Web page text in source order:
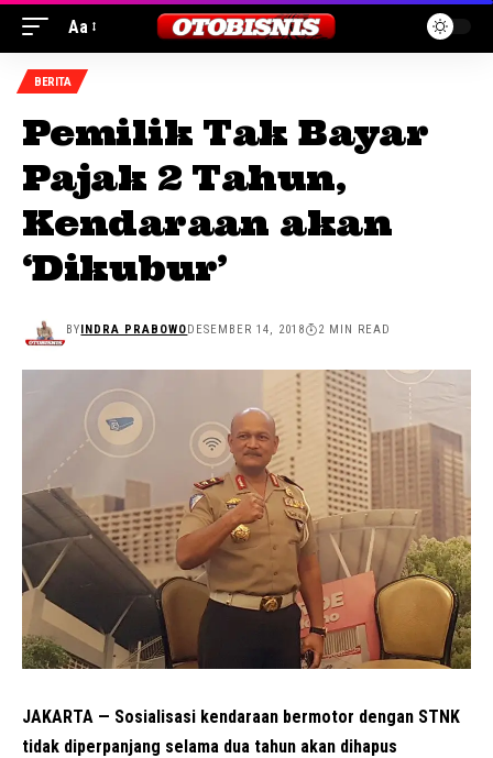
Aa
BERITA
Pemilik Tak Bayar
Pajak 2 Tahun,
Kendaraan akan
‘Dikubur’
BYINDRA PRABOWODESEMBER 14, 2018 2 MIN READ
JAKARTA — Sosialisasi kendaraan bermotor dengan STNK
tidak diperpanjang selama dua tahun akan dihapus